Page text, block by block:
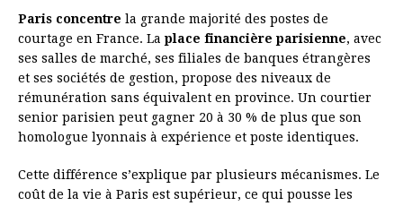
Paris concentre la grande majorité des postes de
courtage en France. La place financière parisienne, avec
ses salles de marché, ses filiales de banques étrangères
et ses sociétés de gestion, propose des niveaux de
rémunération sans équivalent en province. Un courtier
senior parisien peut gagner 20 à 30 % de plus que son
homologue lyonnais à expérience et poste identiques.
Cette différence s’explique par plusieurs mécanismes. Le
coût de la vie à Paris est supérieur, ce qui pousse les